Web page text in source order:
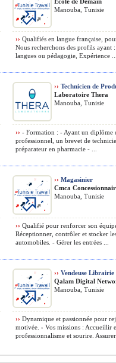
Manouba, Tunisie
›› Qualifiés en langue française,
Nous recherchons des profils ayant
langues ou pédagogie, Expérience ...
›› Technicien de
Laboratoire Thera
Manouba, Tunisie
›› - Formation : - Ayant un diplôme
professionnel, un brevet de
préparateur en pharmacie - ...
›› Magasinier
Cmca
Manouba, Tunisie
›› Qualifié pour renforcer son
Réceptionner, contrôler et stocker
automobiles. - Gérer les entrées ...
›› Vendeuse Librairie
Qalam Digital
Manouba, Tunisie
›› Dynamique et passionnée pour
motivée. › Vos missions : Accueillir
professionnalisme et sourire. Assurer